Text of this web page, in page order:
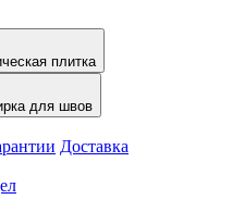
плитка
для швов
Доставка